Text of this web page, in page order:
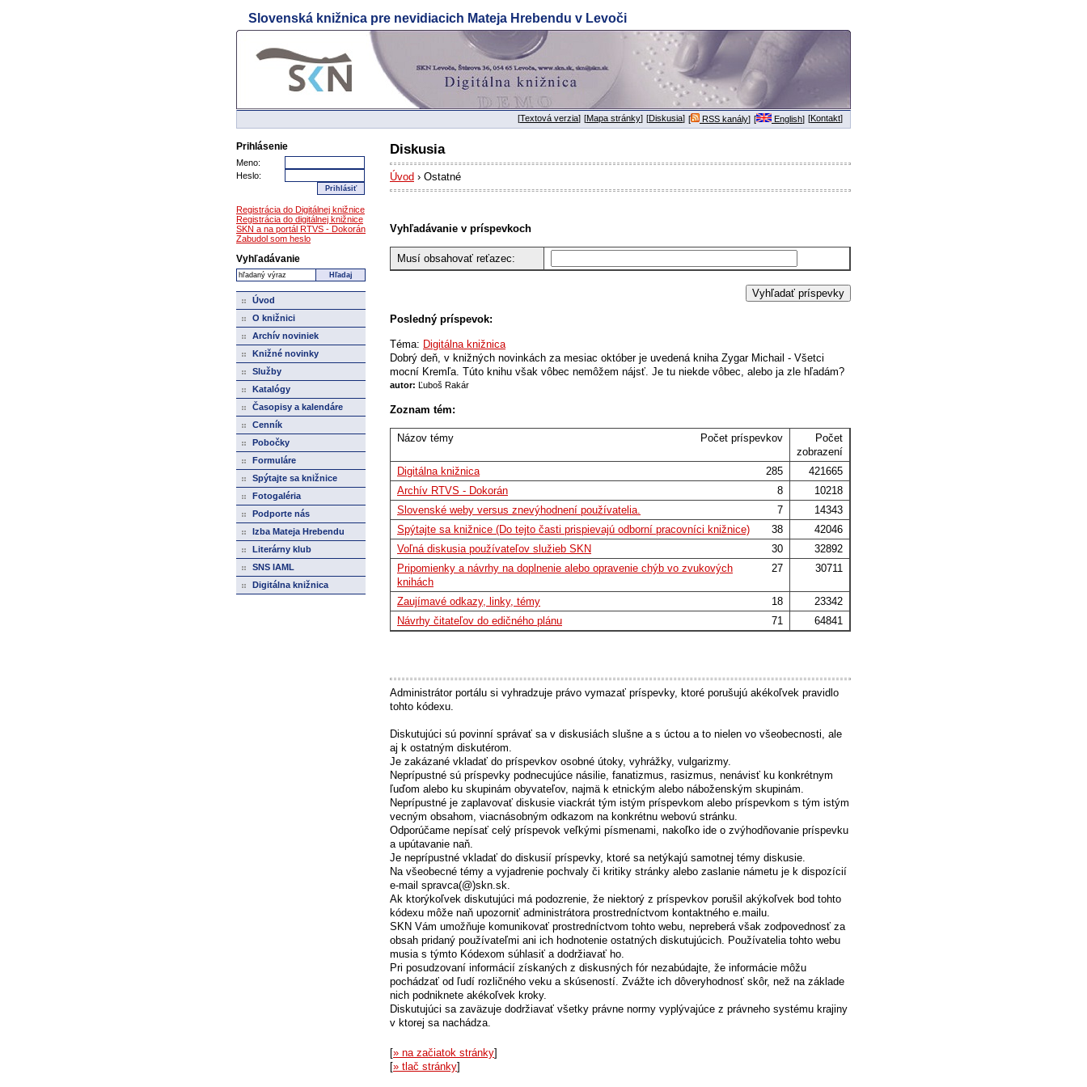
Slovenská knižnica pre nevidiacich Mateja Hrebendu v Levoči
[Textová verzia] [Mapa stránky] [Diskusia] [ RSS kanály] [ English] [Kontakt]
Diskusia
Úvod › Ostatné
Vyhľadávanie v príspevkoch
Musí obsahovať reťazec:
Posledný príspevok:
Téma: Digitálna knižnica
Dobrý deň, v knižných novinkách za mesiac október je uvedená kniha Zygar Michail - Všetci
mocní Kremľa. Túto knihu však vôbec nemôžem nájsť. Je tu niekde vôbec, alebo ja zle hľadám?
autor: Ľuboš Rakár
Zoznam tém:
Počet príspevkov
Názov témy
Počet
zobrazení
285
Digitálna knižnica
421665
8
Archív RTVS - Dokorán
10218
7
Slovenské weby versus znevýhodnení používatelia.
14343
38
Spýtajte sa knižnice (Do tejto časti prispievajú odborní pracovníci knižnice)
42046
30
Voľná diskusia používateľov služieb SKN
32892
27
Pripomienky a návrhy na doplnenie alebo opravenie chýb vo zvukových
knihách
30711
18
Zaujímavé odkazy, linky, témy
23342
71
Návrhy čitateľov do edičného plánu 64841
Administrátor portálu si vyhradzuje právo vymazať príspevky, ktoré porušujú akékoľvek pravidlo
tohto kódexu.
Diskutujúci sú povinní správať sa v diskusiách slušne a s úctou a to nielen vo všeobecnosti, ale
aj k ostatným diskutérom.
Je zakázané vkladať do príspevkov osobné útoky, vyhrážky, vulgarizmy.
Neprípustné sú príspevky podnecujúce násilie, fanatizmus, rasizmus, nenávisť ku konkrétnym
ľuďom alebo ku skupinám obyvateľov, najmä k etnickým alebo náboženským skupinám.
Neprípustné je zaplavovať diskusie viackrát tým istým príspevkom alebo príspevkom s tým istým
vecným obsahom, viacnásobným odkazom na konkrétnu webovú stránku.
Odporúčame nepísať celý príspevok veľkými písmenami, nakoľko ide o zvýhodňovanie príspevku
a upútavanie naň.
Je neprípustné vkladať do diskusií príspevky, ktoré sa netýkajú samotnej témy diskusie.
Na všeobecné témy a vyjadrenie pochvaly či kritiky stránky alebo zaslanie námetu je k dispozícií
e-mail spravca(@)skn.sk.
Ak ktorýkoľvek diskutujúci má podozrenie, že niektorý z príspevkov porušil akýkoľvek bod tohto
kódexu môže naň upozorniť administrátora prostredníctvom kontaktného e.mailu.
SKN Vám umožňuje komunikovať prostredníctvom tohto webu, nepreberá však zodpovednosť za
obsah pridaný používateľmi ani ich hodnotenie ostatných diskutujúcich. Používatelia tohto webu
musia s týmto Kódexom súhlasiť a dodržiavať ho.
Pri posudzovaní informácií získaných z diskusných fór nezabúdajte, že informácie môžu
pochádzať od ľudí rozličného veku a skúseností. Zvážte ich dôveryhodnosť skôr, než na základe
nich podniknete akékoľvek kroky.
Diskutujúci sa zaväzuje dodržiavať všetky právne normy vyplývajúce z právneho systému krajiny
v ktorej sa nachádza.
[» na začiatok stránky]
[» tlač stránky]
Prihlásenie
Meno:
Heslo:
Registrácia do Digitálnej knižnice
Registrácia do digitálnej knižnice
SKN a na portál RTVS - Dokorán
Zabudol som heslo
Vyhľadávanie
Úvod
O knižnici
Archív noviniek
Knižné novinky
Služby
Katalógy
Časopisy a kalendáre
Cenník
Pobočky
Formuláre
Spýtajte sa knižnice
Fotogaléria
Podporte nás
Izba Mateja Hrebendu
Literárny klub
SNS IAML
Digitálna knižnica